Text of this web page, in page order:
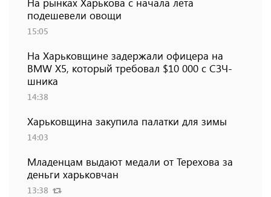
подешевели овощи
15:05
На Харьковщине задержали офицера на
BMW Х5, который требовал $10 000 с СЗЧ-
шника
14:38
Харьковщина закупила палатки для зимы
14:03
Младенцам выдают медали от Терехова за
деньги харьковчан
13:38